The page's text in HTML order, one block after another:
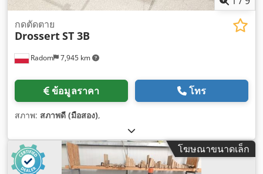
Radom 7,945 km
กดตัดตาย
DrossertST 3B
ข้อมูลราคา โทร
สภาพ: สภาพดี (มือสอง),
โฆษณาขนาดเล็ก